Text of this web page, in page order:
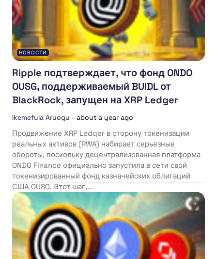
НОВОСТИ
Ripple подтверждает, что фонд ONDO
OUSG, поддерживаемый BUIDL от
BlackRock, запущен на XRP Ledger
Ikemefula Aruogu - about a year ago
Продвижение XRP Ledger в сторону токенизации
реальных активов (RWA) набирает серьезные
обороты, поскольку децентрализованная платформа
ONDO Finance официально запустила в сети свой
токенизированный фонд казначейских облигаций
США OUSG. Этот шаг,...